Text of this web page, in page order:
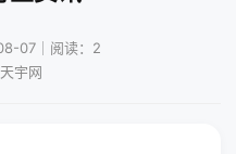
07｜阅读：2
宇网